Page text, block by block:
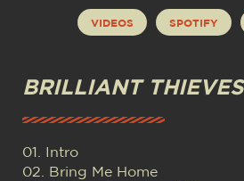
VIDEOS SPOTIFY
BRILLIANT THIEVES
01. Intro
02. Bring Me Home